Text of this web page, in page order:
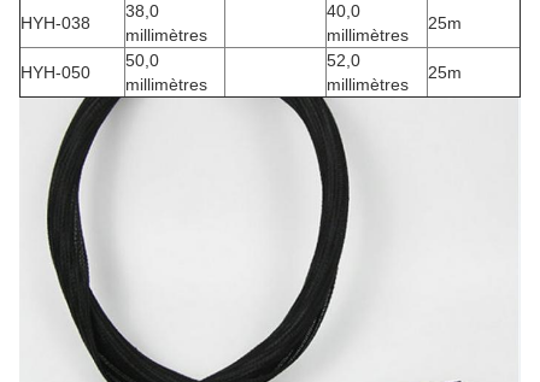
HYH-038
38,0
millimètres
40,0
millimètres
25m
HYH-050
50,0
millimètres
52,0
millimètres
25m